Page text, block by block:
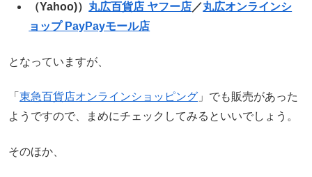
（Yahoo)） 丸広百貨店 ヤフー店／丸広オンラインシ
ョップ PayPayモール店
となっていますが、
「 東急百貨店オンラインショッピング 」でも販売があった
ようですので、まめにチェックしてみるといいでしょう。
そのほか、